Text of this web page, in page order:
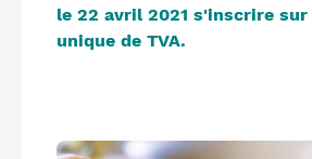
le 22 avril 2021 s'inscrire
unique de TVA.